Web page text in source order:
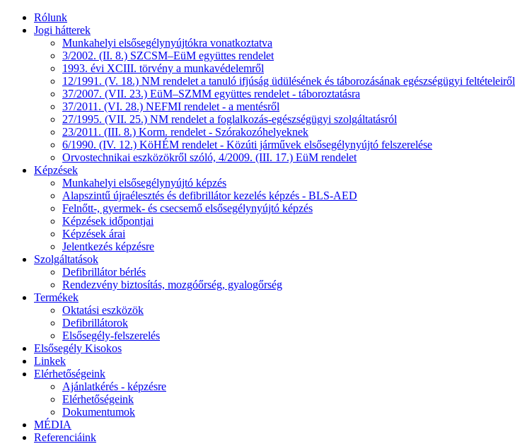
Rólunk
Jogi hátterek
Munkahelyi elsősegélynyújtókra vonatkoztatva
3/2002. (II. 8.) SZCSM–EüM együttes rendelet
1993. évi XCIII. törvény a munkavédelemről
12/1991. (V. 18.) NM rendelet a tanuló ifjúság üdülésének és táborozásának egészségügyi feltételeiről
37/2007. (VII. 23.) EüM–SZMM együttes rendelet - táboroztatásra
37/2011. (VI. 28.) NEFMI rendelet - a mentésről
27/1995. (VII. 25.) NM rendelet a foglalkozás-egészségügyi szolgáltatásról
23/2011. (III. 8.) Korm. rendelet - Szórakozóhelyeknek
6/1990. (IV. 12.) KöHÉM rendelet - Közúti járművek elsősegélynyújtó felszerelése
Orvostechnikai eszközökről szóló, 4/2009. (III. 17.) EüM rendelet
Képzések
Munkahelyi elsősegélynyújtó képzés
Alapszintű újraélesztés és defibrillátor kezelés képzés - BLS-AED
Felnőtt-, gyermek- és csecsemő elsősegélynyújtó képzés
Képzések időpontjai
Képzések árai
Jelentkezés képzésre
Szolgáltatások
Defibrillátor bérlés
Rendezvény biztosítás, mozgóőrség, gyalogőrség
Termékek
Oktatási eszközök
Defibrillátorok
Elsősegély-felszerelés
Elsősegély Kisokos
Linkek
Elérhetőségeink
Ajánlatkérés - képzésre
Elérhetőségeink
Dokumentumok
MÉDIA
Referenciáink